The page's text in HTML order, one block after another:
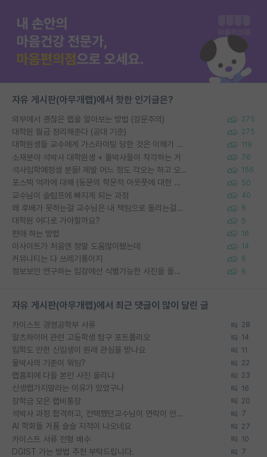
자유 게시판(아무개랩)에서 핫한 인기글은?
외부에서 괜찮은 랩을 알아보는 방법 (장문주의) 275
대학원 월급 정리해준다 (공대 기준) 275
대학원생들 교수에게 가스라이팅 당한 것은 이해가 갑니다. 안타깝네요. 119
소재분야 석박사 대학원생 + 물박사들이 착각하는 거 76
석사입학예정생 분들! 제발 어느 정도 각오는 하고 오세요. 156
포스텍 억까에 대해 (동문의 학문적 아웃풋에 대한 반박) 50
교수님이 슬럼프에 빠지게 되는 과정 40
왜 후배가 못하는걸 교수님은 내 책임으로 돌리는걸까요? 6
대학원 어디로 가야할까요? 5
편애 하는 방법 16
이사이트가 처음엔 정말 도움많이됐는데 14
커뮤니티는 다 쓰레기통이지 6
정보보안 연구하는 입장에선 식별가능한 사진을 올리는건 비추이긴함 6
자유 게시판(아무개랩)에서 최근 댓글이 많이 달린 글
카이스트 경영공학부 서류 28
알츠하이머 관련 고등학생 탐구 포트폴리오 14
입학도 안한 신입생이 원래 관심을 받나요 11
물박사의 기준이 뭐임? 22
랩홈피에 다들 본인 사진 올리냐 23
신생랩가지말라는 이유가 있었구나 16
장학금 모은 랩비통장 20
석박사 과정 합격하고, 컨택했던교수님이 연락이 안됩니다... 7
AI 학회들 거품 슬슬 지적이 나오네요 27
카이스트 서류 전형 배수 10
DGIST 가는 방법 추천 부탁드립니다. 7